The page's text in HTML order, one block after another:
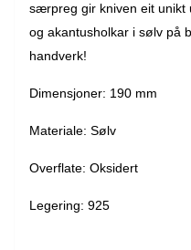
særpreg gir kniven eit unikt
og akantusholkar i sølv på
handverk!
Dimensjoner: 190 mm
Materiale: Sølv
Overflate: Oksidert
Legering: 925